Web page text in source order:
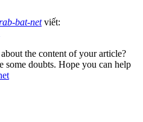
bat-net viết:
the content of your article?
some doubts. Hope you can help